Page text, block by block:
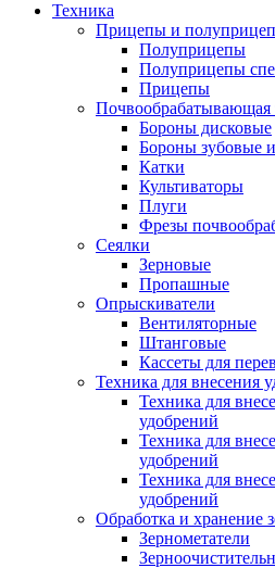
Техника
Прицепы и
Полуприцепы
Полуприцепы
Прицепы
Почвообрабатывающая
Бороны дисковые
Бороны зубовые
Катки
Культиваторы
Плуги
Фрезы
Сеялки
Зерновые
Пропашные
Опрыскиватели
Вентиляторные
Штанговые
Кассеты для
Техника для внесения
Техника для
удобрений
Техника для
удобрений
Техника для
удобрений
Обработка и хранение
Зернометатели